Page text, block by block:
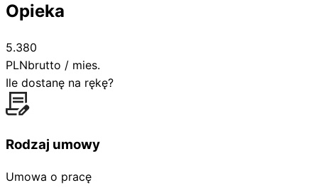
Opieka
5.380
PLNbrutto / mies.
Ile dostanę na rękę?
Rodzaj umowy
Umowa o pracę